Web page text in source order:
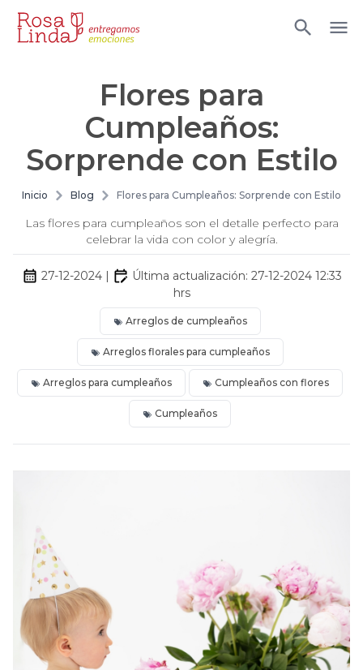
Flores para
Cumpleaños:
Sorprende con Estilo
Inicio Blog Flores para Cumpleaños: Sorprende con Estilo
Las flores para cumpleaños son el detalle perfecto para
celebrar la vida con color y alegría.
27-12-2024| Última actualización: 27-12-2024 12:33
hrs
Arreglos de cumpleaños
Arreglos florales para cumpleaños
Arreglos para cumpleaños Cumpleaños con flores
Cumpleaños